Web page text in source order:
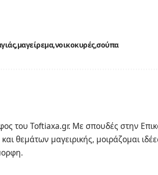
μαγείρεμα νοικοκυρέςσούπα
του Toftiaxa.gr. Με σπουδές στην
θεμάτων μαγειρικής, μοιράζομαι